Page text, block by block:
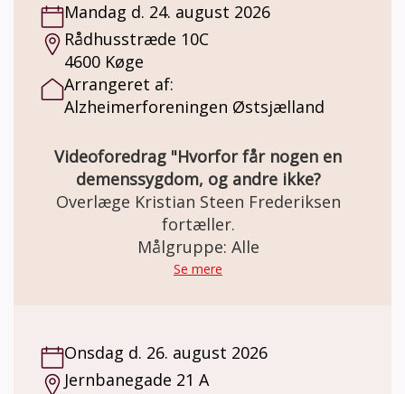
demenslignende symptomer og demens i
tidligt stadie. Tag gerne din ven eller
pårørende med. Der tages hensyn til hver
enkelt spiller og vi passer vi på hinanden.
Mandag d. 24. august 2026
Rådhusstræde 10C
4600 Køge
Arrangeret af:
Alzheimerforeningen Østsjælland
Videoforedrag "Hvorfor får nogen en
demenssygdom, og andre ikke?
Overlæge Kristian Steen Frederiksen
fortæller.
Målgruppe: Alle
Se mere
Onsdag d. 26. august 2026
Jernbanegade 21 A